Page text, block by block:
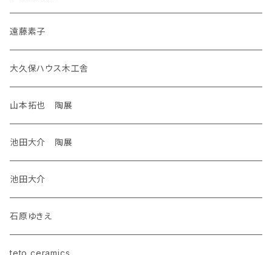
遠藤素子
大久保ハウス木工舎
山本拓也 陶展
池田大介 陶展
池田大介
石原ゆきえ
teto ceramics